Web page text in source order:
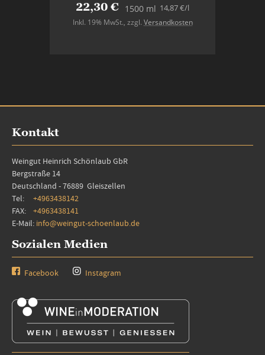
22,30 € 1500 ml
Inkl. 19% MwSt., zzgl. Versandkosten
14,87 €/l
Kontakt
Weingut Heinrich Schönlaub GbR
Bergstraße 14
Deutschland - 76889 Gleiszellen
Tel: +4963438142
FAX: +4963438141
E-Mail: info@weingut-schoenlaub.de
Sozialen Medien
Facebook Instagram